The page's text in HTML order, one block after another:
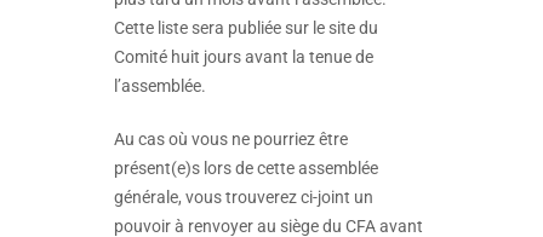
Cette liste sera publiée sur le site du
Comité huit jours avant la tenue de
l’assemblée.
Au cas où vous ne pourriez être
présent(e)s lors de cette assemblée
générale, vous trouverez ci-joint un
pouvoir à renvoyer au siège du CFA avant